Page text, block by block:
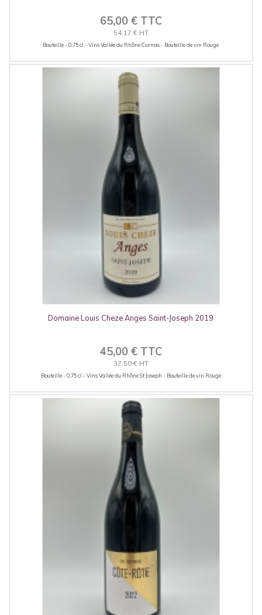
65,00 € TTC
54,17 € HT
Bouteille - 0.75 cl - Vins Vallée du Rhône Cornas - Bouteille de vin Rouge
Domaine Louis Cheze Anges Saint-Joseph 2019
45,00 € TTC
37,50 € HT
Bouteille - 0.75 cl - Vins Vallée du Rhône St Joseph - Bouteille de vin Rouge